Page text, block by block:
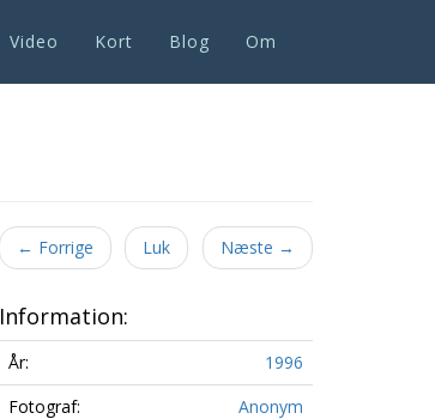
Video Kort Blog Om
← Forrige Luk Næste →
Information:
År:
1996
Fotograf:
Anonym